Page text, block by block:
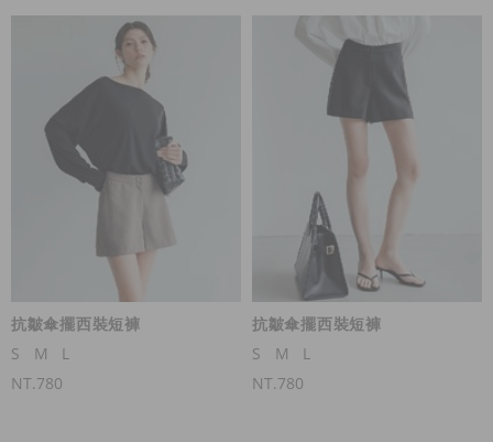
抗皺傘擺西裝短褲
S
M
L
NT.780
抗皺傘擺西裝短褲
S
M
L
NT.780